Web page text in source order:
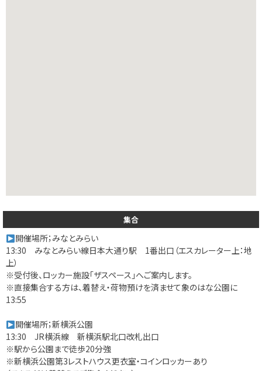
集合
開催場所；みなとみらい
13:30 みなとみらい線日本大通り駅 1番出口（エスカレーター上：地
上）
※受付後、ロッカー施設「ザスペース」へご案内します。
※直接集合する方は、着替え・荷物預けを済ませて象のはな公園に
13:55
開催場所；新横浜公園
13:30 JR横浜線 新横浜駅北口改札出口
※駅から公園まで徒歩20分強
※新横浜公園第3レストハウス更衣室・コインロッカーあり